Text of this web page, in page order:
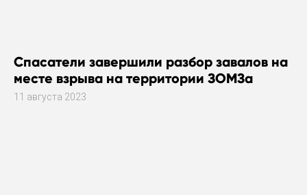
Спасатели завершили разбор завалов на
месте взрыва на территории ЗОМЗа
11 августа 2023